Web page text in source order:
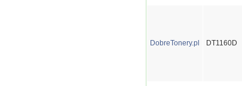
DobreTonery.pl DT1160D